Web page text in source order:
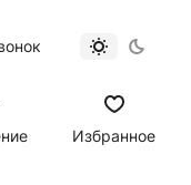
Избранное